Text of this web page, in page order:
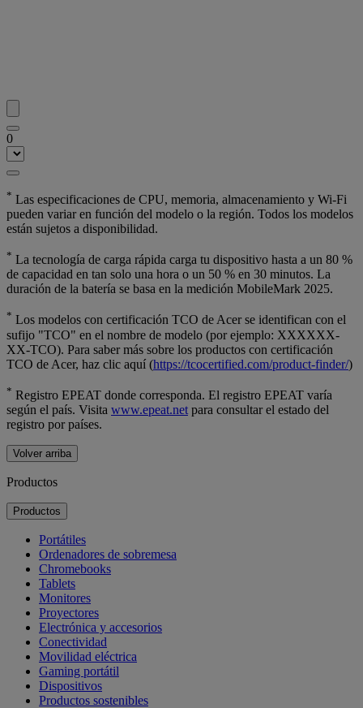
0
* Las especificaciones de CPU, memoria, almacenamiento y Wi-Fi
pueden variar en función del modelo o la región. Todos los modelos
están sujetos a disponibilidad.
* La tecnología de carga rápida carga tu dispositivo hasta a un 80 %
de capacidad en tan solo una hora o un 50 % en 30 minutos. La
duración de la batería se basa en la medición MobileMark 2025.
* Los modelos con certificación TCO de Acer se identifican con el
sufijo "TCO" en el nombre de modelo (por ejemplo: XXXXXX-
XX-TCO). Para saber más sobre los productos con certificación
TCO de Acer, haz clic aquí (https://tcocertified.com/product-finder/)
* Registro EPEAT donde corresponda. El registro EPEAT varía
según el país. Visita www.epeat.net para consultar el estado del
registro por países.
Volver arriba
Productos
Productos
Portátiles
Ordenadores de sobremesa
Chromebooks
Tablets
Monitores
Proyectores
Electrónica y accesorios
Conectividad
Movilidad eléctrica
Gaming portátil
Dispositivos
Productos sostenibles